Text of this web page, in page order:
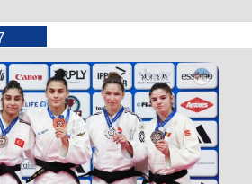
istifadəyə verildi
rahat və səmərəli şəkildə təmin edilməsi
əldə edilməsi üzrə müvafiq portal istifadəyə
verilib.
Azərbaycan Əməliyyat Şirkətinin Mətbuat
məlumat verilib.
Prezidenti yanında Vətəndaşlara Xidmət
üzrə Dövlət Agentliyi ilə birgə “ASAN Viza”
viza müraciəti modulu www.evisa.gov.az/
200-ə yaxın ölkəsindən on minlərlə iştirakçının